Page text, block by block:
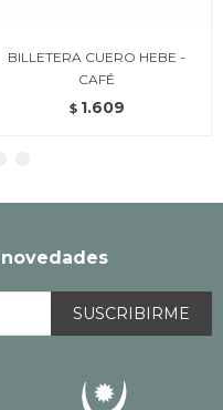
BILLETERA CUERO HEBE -
CAFÉ
$ 1.609
SUSCRIBIRME